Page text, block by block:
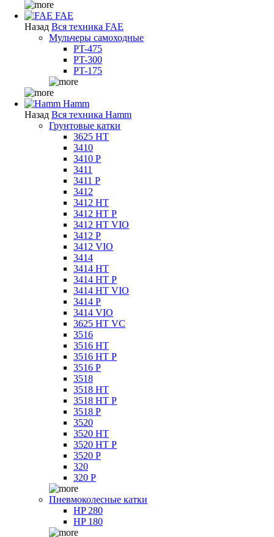
FAE
Назад Вся техника FAE
Мульчеры самоходные
PT-475
PT-300
PT-175
Hamm
Назад Вся техника Hamm
Грунтовые катки
3625 HT
3410
3410 P
3411
3411 P
3412
3412 HT
3412 HT P
3412 HT VIO
3412 P
3412 VIO
3414
3414 HT
3414 HT P
3414 HT VIO
3414 P
3414 VIO
3625 HT VC
3516
3516 HT
3516 HT P
3516 P
3518
3518 HT
3518 HT P
3518 P
3520
3520 HT
3520 HT P
3520 P
320
320 P
Пневмоколесные катки
HP 280
HP 180